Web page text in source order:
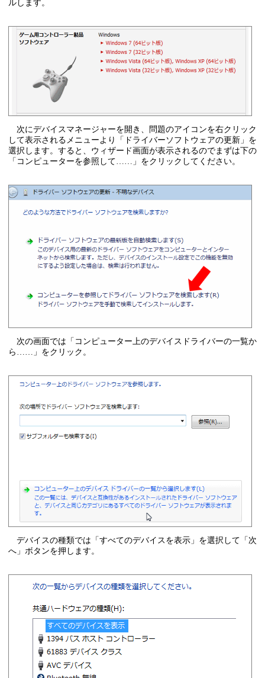
ルします。
次にデバイスマネージャーを開き、問題のアイコンを右クリック
して表示されるメニューより「ドライバーソフトウェアの更新」を
選択します。すると、ウィザード画面が表示されるのでまずは下の
「コンピューターを参照して……」をクリックしてください。
次の画面では「コンピューター上のデバイスドライバーの一覧か
ら……」をクリック。
デバイスの種類では「すべてのデバイスを表示」を選択して「次
へ」ボタンを押します。